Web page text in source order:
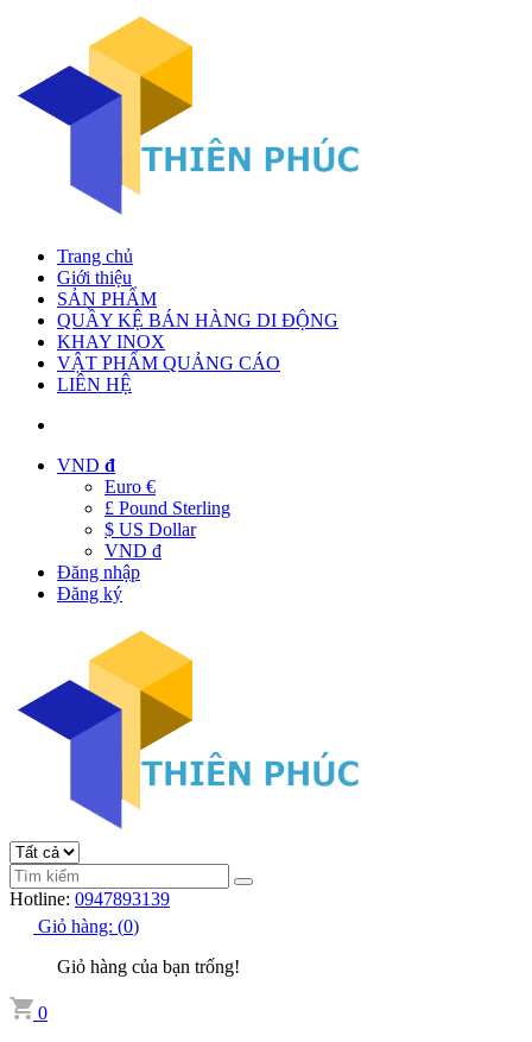
Trang chủ
Giới thiệu
SẢN PHẨM
QUẦY KỆ BÁN HÀNG DI ĐỘNG
KHAY INOX
VẬT PHẨM QUẢNG CÁO
LIÊN HỆ
VND đ
Euro €
£ Pound Sterling
$ US Dollar
VND đ
Đăng nhập
Đăng ký
Hotline: 0947893139
Giỏ hàng: (0)
Giỏ hàng của bạn trống!
0